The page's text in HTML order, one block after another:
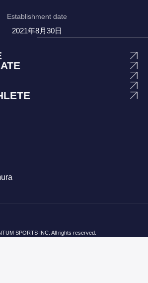
Establishment date
2021年8月30日
SPORTS INC. All rights reserved.